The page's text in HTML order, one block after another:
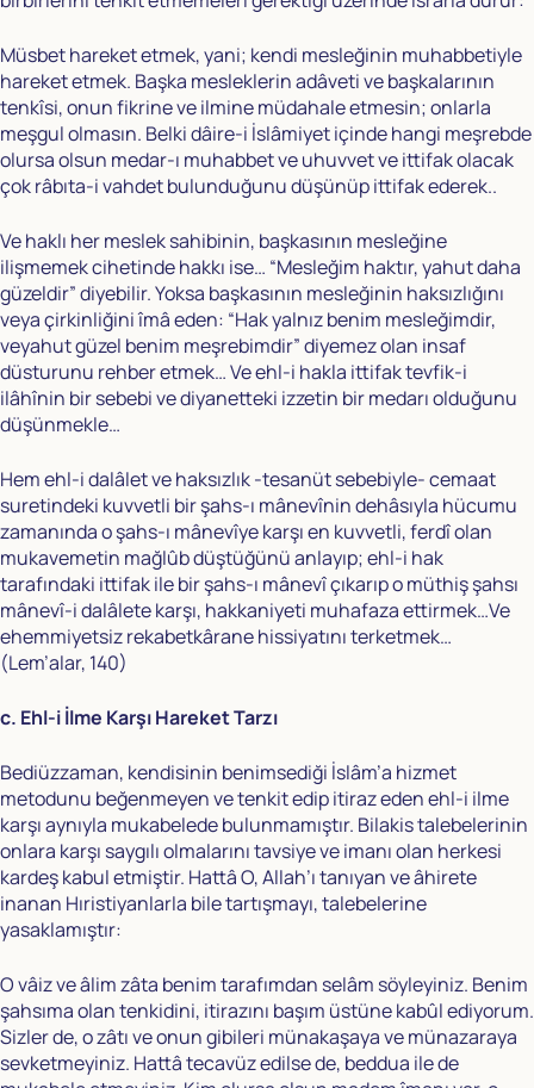
Müsbet hareket etmek, yani; kendi mesleğinin muhabbetiyle
hareket etmek. Başka mesleklerin adâveti ve başkalarının
tenkîsi, onun fikrine ve ilmine müdahale etmesin; onlarla
meşgul olmasın. Belki dâire-i İslâmiyet içinde hangi meşrebde
olursa olsun medar-ı muhabbet ve uhuvvet ve ittifak olacak
çok râbıta-i vahdet bulunduğunu düşünüp ittifak ederek..
Ve haklı her meslek sahibinin, başkasının mesleğine
ilişmemek cihetinde hakkı ise… “Mesleğim haktır, yahut daha
güzeldir” diyebilir. Yoksa başkasının mesleğinin haksızlığını
veya çirkinliğini îmâ eden: “Hak yalnız benim mesleğimdir,
veyahut güzel benim meşrebimdir” diyemez olan insaf
düsturunu rehber etmek… Ve ehl-i hakla ittifak tevfik-i
ilâhînin bir sebebi ve diyanetteki izzetin bir medarı olduğunu
düşünmekle…
Hem ehl-i dalâlet ve haksızlık -tesanüt sebebiyle- cemaat
suretindeki kuvvetli bir şahs-ı mânevînin dehâsıyla hücumu
zamanında o şahs-ı mânevîye karşı en kuvvetli, ferdî olan
mukavemetin mağlûb düştüğünü anlayıp; ehl-i hak
tarafındaki ittifak ile bir şahs-ı mânevî çıkarıp o müthiş şahsı
mânevî-i dalâlete karşı, hakkaniyeti muhafaza ettirmek…Ve
ehemmiyetsiz rekabetkârane hissiyatını terketmek…
(Lem’alar, 140)
c. Ehl-i İlme Karşı Hareket Tarzı
Bediüzzaman, kendisinin benimsediği İslâm’a hizmet
metodunu beğenmeyen ve tenkit edip itiraz eden ehl-i ilme
karşı aynıyla mukabelede bulunmamıştır. Bilakis talebelerinin
onlara karşı saygılı olmalarını tavsiye ve imanı olan herkesi
kardeş kabul etmiştir. Hattâ O, Allah’ı tanıyan ve âhirete
inanan Hıristiyanlarla bile tartışmayı, talebelerine
yasaklamıştır:
O vâiz ve âlim zâta benim tarafımdan selâm söyleyiniz. Benim
şahsıma olan tenkidini, itirazını başım üstüne kabûl ediyorum.
Sizler de, o zâtı ve onun gibileri münakaşaya ve münazaraya
sevketmeyiniz. Hattâ tecavüz edilse de, beddua ile de